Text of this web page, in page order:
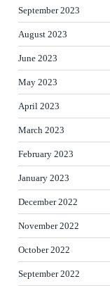
September 2023
August 2023
June 2023
May 2023
April 2023
March 2023
February 2023
January 2023
December 2022
November 2022
October 2022
September 2022